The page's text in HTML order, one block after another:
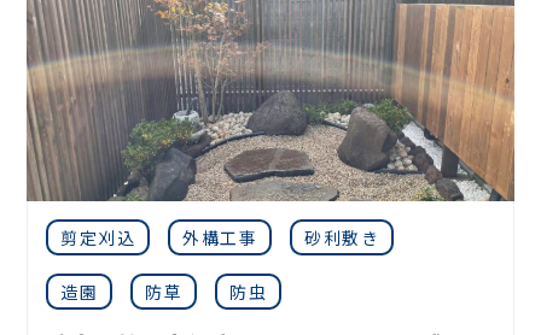
剪定刈込 外構工事 砂利敷き
造園 防草 防虫